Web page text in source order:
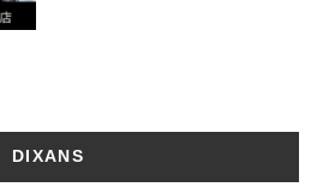
DIXANS